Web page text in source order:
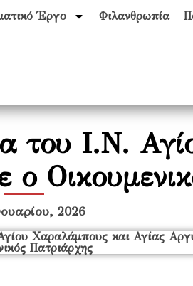
Έργο Φιλανθρωπία
του Ι.Ν.
ο
2026